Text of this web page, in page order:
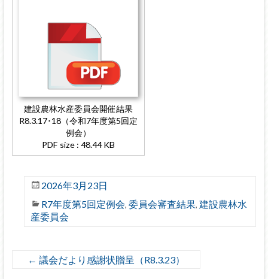
建設農林水産委員会開催結果
R8.3.17･18（令和7年度第5回定
例会）
PDF size : 48.44 KB
2026年3月23日
R7年度第5回定例会, 委員会審査結果, 建設農林水
産委員会
← 議会だより感謝状贈呈（R8.3.23）